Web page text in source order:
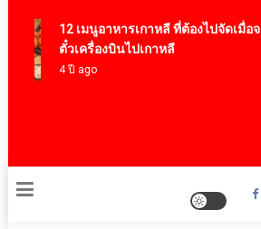
BossMagazinesThailand
12 เมนูอาหารเกาหลี ที่ต้องไปจัดเมื่อจอง
ตั๋วเครื่องบินไปเกาหลี
4 ปี ago